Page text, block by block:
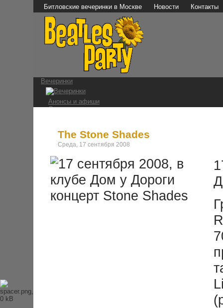
Битловские вечеринки в Москве Новости Контакты
Вечеринки
Анонсы и афиши
Отчеты о вечеринках
Мы в СМИ
Битломаны
Наши мероприятия
Встречи на Стреле
Конкурс 1 апреля
Ссылки
The Stone Shades
Среда, 17 сентября 2008